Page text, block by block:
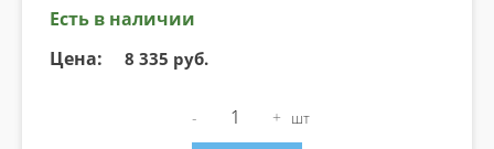
Есть в наличии
Цена:
8 335 руб.
- + шт